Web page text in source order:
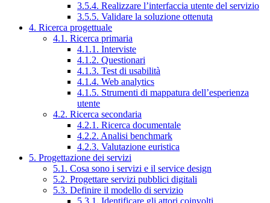
3.5.4. Realizzare l’interfaccia utente del servizio
3.5.5. Validare la soluzione ottenuta
4. Ricerca progettuale
4.1. Ricerca primaria
4.1.1. Interviste
4.1.2. Questionari
4.1.3. Test di usabilità
4.1.4. Web analytics
4.1.5. Strumenti di mappatura dell’esperienza
utente
4.2. Ricerca secondaria
4.2.1. Ricerca documentale
4.2.2. Analisi benchmark
4.2.3. Valutazione euristica
5. Progettazione dei servizi
5.1. Cosa sono i servizi e il service design
5.2. Progettare servizi pubblici digitali
5.3. Definire il modello di servizio
5.3.1. Identificare gli attori coinvolti